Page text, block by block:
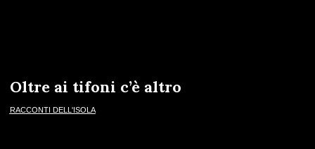
Oltre ai tifoni c’è altro
RACCONTI DELL'ISOLA